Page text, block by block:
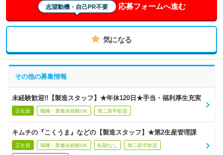
志望動機・自己PR不要 応募フォームへ進む
気になる
その他の募集情報
未経験歓迎!!【製造スタッフ】★年休120日★手当・福利厚生充実
正社員 職種・業種未経験OK 第二新卒歓迎
キムチの『こくうま』などの【製造スタッフ】★第2生産管理課
正社員 職種・業種未経験OK 転勤なし 第二新卒歓迎